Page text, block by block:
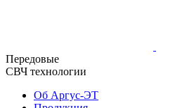
Передовые
СВЧ технологии
Об Аргус-ЭТ